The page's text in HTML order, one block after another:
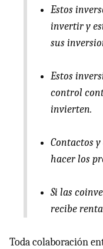
Estos
invertir y
sus
Estos
control
invierten.
Contactos
hacer los
Si las
recibe
Toda colaboración